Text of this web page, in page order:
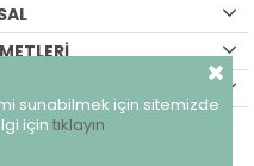
saklıdır.
sunabilmek için sitemizde
için tıklayın